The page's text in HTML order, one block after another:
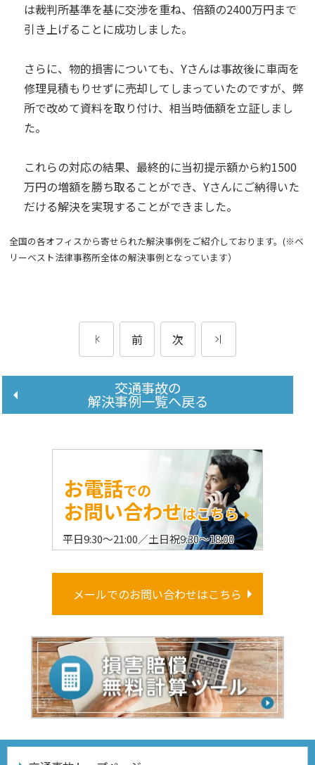
は裁判所基準を基に交渉を重ね、倍額の2400万円まで
引き上げることに成功しました。
さらに、物的損害についても、Yさんは事故後に車両を
修理見積もりせずに売却してしまっていたのですが、弊
所で改めて資料を取り付け、相当時価額を立証しまし
た。
これらの対応の結果、最終的に当初提示額から約1500
万円の増額を勝ち取ることができ、Yさんにご納得いた
だける解決を実現することができました。
全国の各オフィスから寄せられた解決事例をご紹介しております。(※ベ
リーベスト法律事務所全体の解決事例となっています）
前 次
交通事故の
解決事例一覧へ戻る
お電話での
お問い合わせはこちら
平日9:30〜21:00／土日祝9:30〜18:00
メールでのお問い合わせはこちら